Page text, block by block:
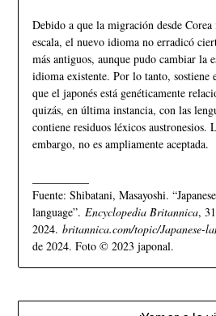
Debido a que la migración desde
escala, el nuevo idioma no erradicó
más antiguos, aunque pudo cambiar la
idioma existente. Por lo tanto, sostiene
que el japonés está genéticamente
quizás, en última instancia, con las
contiene residuos léxicos austronesios.
embargo, no es ampliamente aceptada.
Fuente: Shibatani, Masayoshi. “Japanese
language”. Encyclopedia Britannica,
2024. britannica.com/topic/Japanese-
de 2024. Foto © 2023 japonal.